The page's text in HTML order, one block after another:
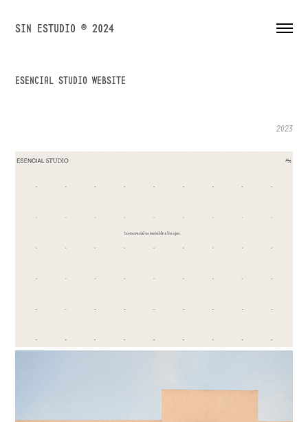
SIN ESTUDIO ® 2024
ESENCIAL STUDIO WEBSITE
2023